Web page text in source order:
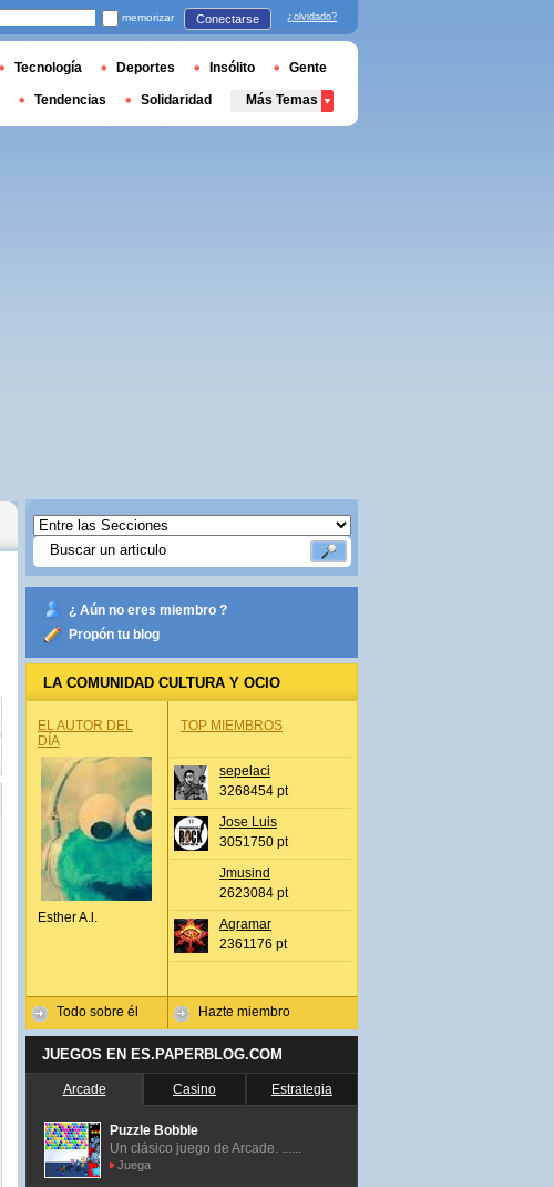
¿ Aún no eres miembro ?
Propón tu blog
LA COMUNIDAD CULTURA Y OCIO
EL AUTOR DEL
DÍA
Esther A.l.
Todo sobre él
TOP MIEMBROS
sepelaci
3268454 pt
Jose Luis
3051750 pt
Jmusind
2623084 pt
Agramar
2361176 pt
Hazte miembro
JUEGOS EN ES.PAPERBLOG.COM
Arcade Casino Estrategia
Puzzle Bobble
Un clásico juego de Arcade. ......
Juega
memorizar Conectarse ¿olvidado?
Tecnología Deportes Insólito Gente
Tendencias Solidaridad Más Temas